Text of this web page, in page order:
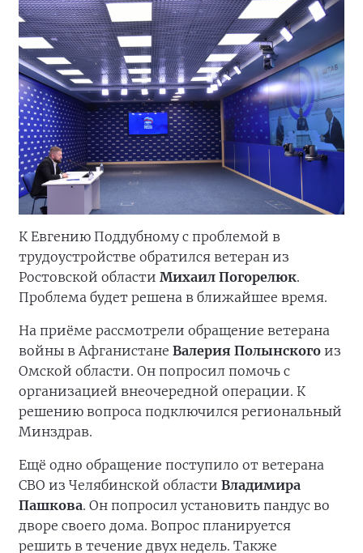
К Евгению Поддубному с проблемой в
трудоустройстве обратился ветеран из
Ростовской области Михаил Погорелюк.
Проблема будет решена в ближайшее время.
На приёме рассмотрели обращение ветерана
войны в Афганистане Валерия Полынского из
Омской области. Он попросил помочь с
организацией внеочередной операции. К
решению вопроса подключился региональный
Минздрав.
Ещё одно обращение поступило от ветерана
СВО из Челябинской области Владимира
Пашкова. Он попросил установить пандус во
дворе своего дома. Вопрос планируется
решить в течение двух недель. Также